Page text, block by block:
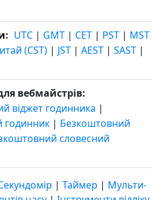
: UTC | GMT | CET | PST | MST
(CST) | JST | AEST | SAST |
вебмайстрів:
віджет годинника |
| Безкоштовний
словесний
| Таймер | Мульти-